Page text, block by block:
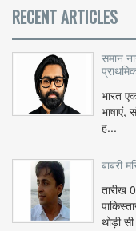
RECENT ARTICLES
समान
भारत
भाषाएं,
ह...
बाबरी
तारीख
थोड़ी